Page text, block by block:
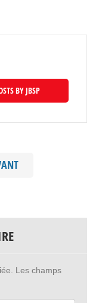
BY JBSP
Les champs